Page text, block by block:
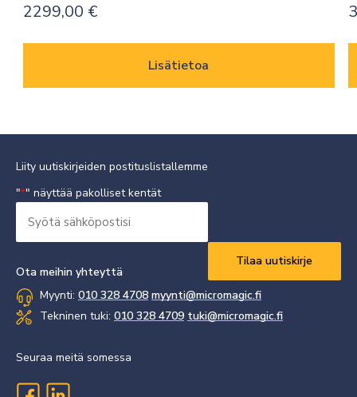
2299,00 €
Lisätietoa
Liity uutiskirjeiden postituslistallemme
"*" näyttää pakolliset kentät
sähköpostisi
Ota meihin yhteyttä
Myynti: 010 328 4708 myynti@micromagic.fi
Tekninen tuki: 010 328 4709 tuki@micromagic.fi
Seuraa meitä somessa